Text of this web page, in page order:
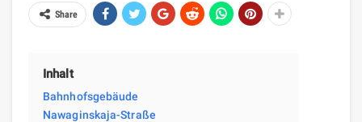
Share
Inhalt
Bahnhofsgebäude
Nawaginskaja-Straße